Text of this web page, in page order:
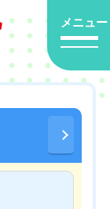
メニュー